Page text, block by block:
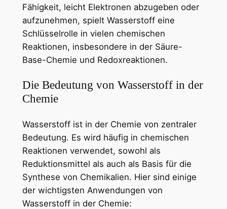
Fähigkeit, leicht Elektronen abzugeben oder
aufzunehmen, spielt Wasserstoff eine
Schlüsselrolle in vielen chemischen
Reaktionen, insbesondere in der Säure-
Base-Chemie und Redoxreaktionen.
Die Bedeutung von Wasserstoff in der
Chemie
Wasserstoff ist in der Chemie von zentraler
Bedeutung. Es wird häufig in chemischen
Reaktionen verwendet, sowohl als
Reduktionsmittel als auch als Basis für die
Synthese von Chemikalien. Hier sind einige
der wichtigsten Anwendungen von
Wasserstoff in der Chemie: